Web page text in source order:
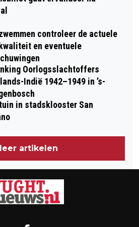
controleer de actuele
en eventuele
Oorlogsslachtoffers
Indië 1942–1949 in ’s-
in stadsklooster San
artikelen